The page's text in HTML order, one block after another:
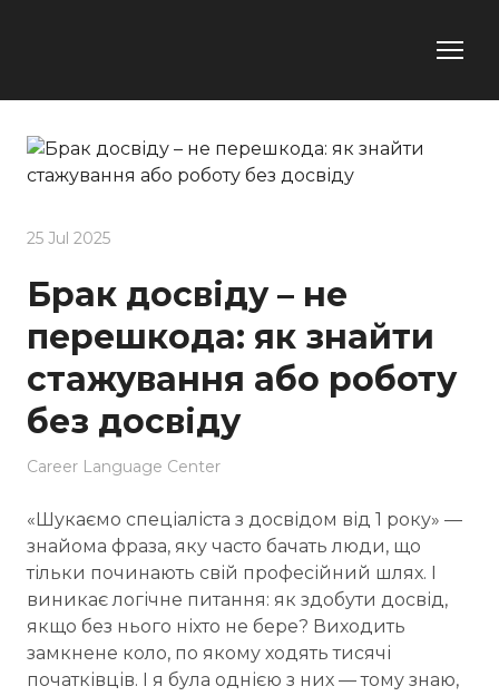
25 Jul 2025
Брак досвіду – не
перешкода: як знайти
стажування або роботу
без досвіду
Career Language Center
«Шукаємо спеціаліста з досвідом від 1 року» —
знайома фраза, яку часто бачать люди, що
тільки починають свій професійний шлях. І
виникає логічне питання: як здобути досвід,
якщо без нього ніхто не бере? Виходить
замкнене коло, по якому ходять тисячі
початківців. І я була однією з них — тому знаю,